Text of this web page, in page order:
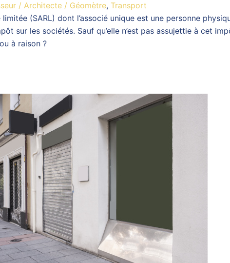
/ Architecte / Géomètre, Transport
(SARL) dont l’associé unique est une personne
sur les sociétés. Sauf qu’elle n’est pas assujettie à cet
à raison ?